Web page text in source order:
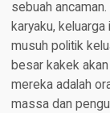
sebuah
karyaku,
musuh politik
besar kakek
mereka adalah
massa dan